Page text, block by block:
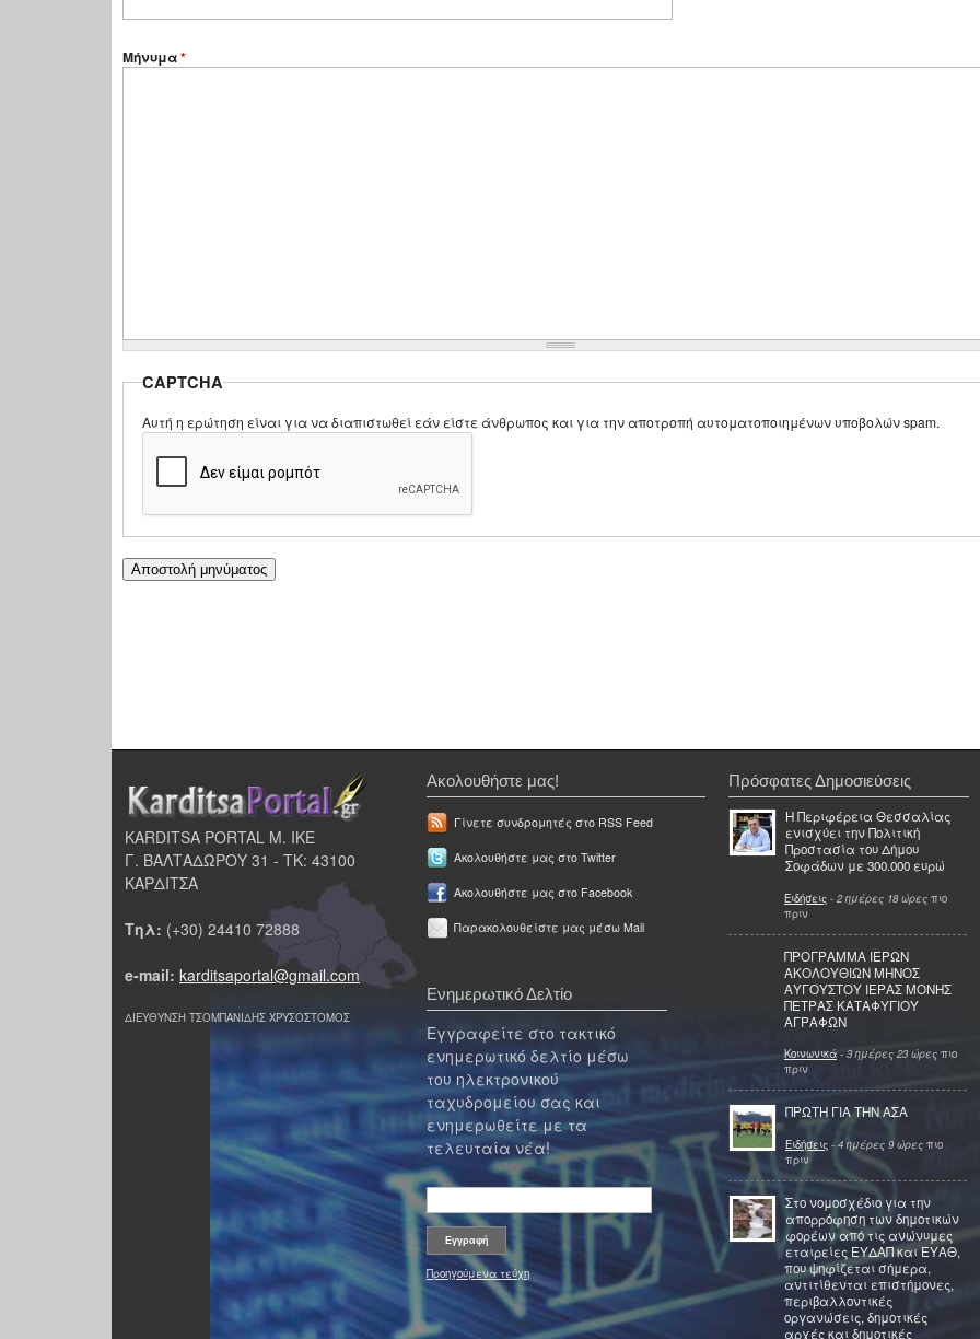
Μήνυμα*
CAPTCHA
Αυτή η ερώτηση είναι για να διαπιστωθεί εάν είστε άνθρωπος και για την αποτροπή αυτοματοποιημένων υποβολών spam.
KARDITSA PORTAL Μ. ΙΚΕ
Γ. ΒΑΛΤΑΔΩΡΟΥ 31 - ΤΚ: 43100
ΚΑΡΔΙΤΣΑ
Τηλ: (+30) 24410 72888
e-mail: karditsaportal@gmail.com
ΔΙΕΥΘΥΝΣΗ ΤΣΟΜΠΑΝΙΔΗΣ ΧΡΥΣΟΣΤΟΜΟΣ
Ακολουθήστε μας!
Γίνετε συνδρομητές στο RSS Feed
Ακολουθήστε μας στο Twitter
Ακολουθήστε μας στο Facebook
Παρακολουθείστε μας μέσω Mail
Ενημερωτικό Δελτίο
Εγγραφείτε στο τακτικό
ενημερωτικό δελτίο μέσω
του ηλεκτρονικού
ταχυδρομείου σας και
ενημερωθείτε με τα
τελευταία νέα!
Προηγούμενα τεύχη
Πρόσφατες Δημοσιεύσεις
Η Περιφέρεια Θεσσαλίας
ενισχύει την Πολιτική
Προστασία του Δήμου
Σοφάδων με 300.000 ευρώ
Ειδήσεις - 2 ημέρες 18 ώρες πιο
πριν
ΠΡΟΓΡΑΜΜΑ ΙΕΡΩΝ
ΑΚΟΛΟΥΘΙΩΝ ΜΗΝΟΣ
ΑΥΓΟΥΣΤΟΥ ΙΕΡΑΣ ΜΟΝΗΣ
ΠΕΤΡΑΣ ΚΑΤΑΦΥΓΙΟΥ
ΑΓΡΑΦΩΝ
Κοινωνικά - 3 ημέρες 23 ώρες πιο
πριν
ΠΡΩΤΗ ΓΙΑ ΤΗΝ ΑΣΑ
Ειδήσεις - 4 ημέρες 9 ώρες πιο
πριν
Στο νομοσχέδιο για την
απορρόφηση των δημοτικών
φορέων από τις ανώνυμες
εταιρείες ΕΥΔΑΠ και ΕΥΑΘ,
που ψηφίζεται σήμερα,
αντιτίθενται επιστήμονες,
περιβαλλοντικές
οργανώσεις, δημοτικές
αρχές και δημοτικές